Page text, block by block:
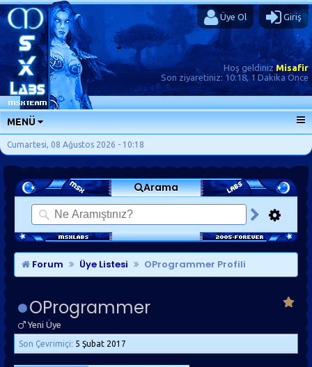
Üye Ol Giriş
Hoş geldinizMisafir
Son ziyaretiniz: 10:18, 1 Dakika Önce
MENÜ
ANA SAYFA
FORUMLAR
SORU-CEVAP
GÜNLÜKLER
SON MESAJLAR
KISAYOLLAR
Cumartesi, 08 Ağustos 2026 - 10:18
Arama
Forum Üye Listesi OProgrammer Profili
OProgrammer
Yeni Üye
Son Çevrimiçi: 5 Şubat 2017